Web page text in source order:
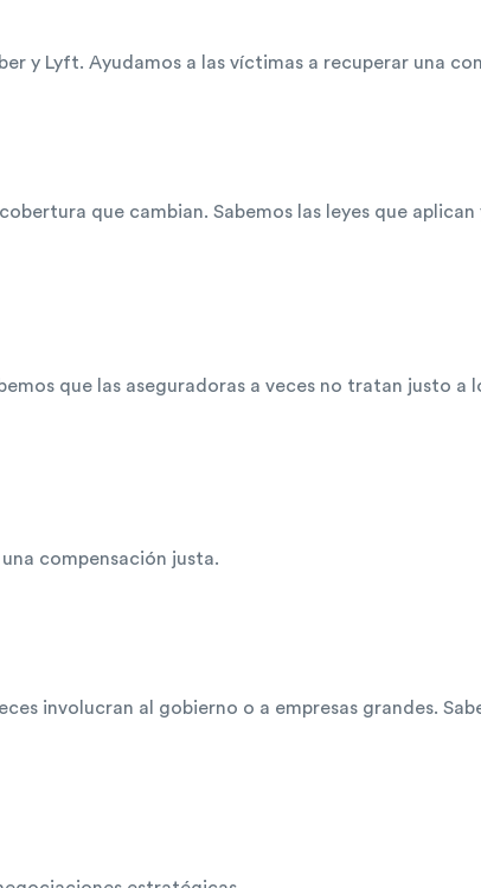
y Lyft. Ayudamos a las víctimas a recuperar una
que cambian. Sabemos las leyes que
que las aseguradoras a veces no tratan justo
compensación justa.
involucran al gobierno o a empresas grandes.